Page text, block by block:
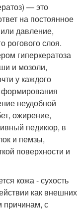
— это
на постоянное
давление,
рогового слоя.
гиперкератоза
и мозоли,
у каждого
формирования
неудобной
ожирение,
педикюр, в
и пемзы,
поверхности и
кожа - сухость
как внешних
причинам, с